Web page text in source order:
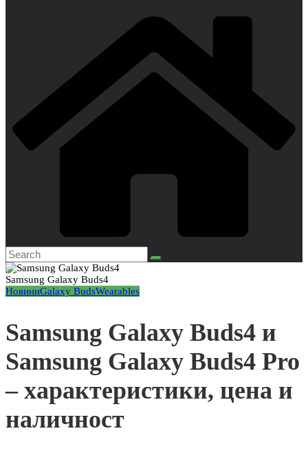
Samsung Galaxy Buds4
НовиниGalaxy BudsWearables
Samsung Galaxy Buds4 и
Samsung Galaxy Buds4 Pro
– характеристики, цена и
наличност